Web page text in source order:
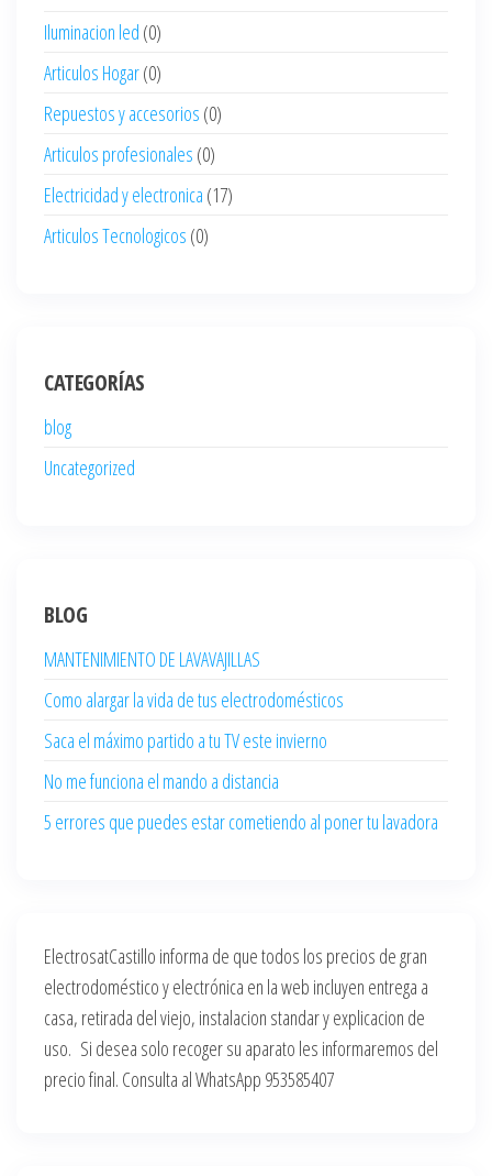
Iluminacion led (0)
Articulos Hogar(0)
Repuestos y accesorios (0)
Articulos profesionales (0)
Electricidad y electronica (17)
Articulos Tecnologicos (0)
CATEGORÍAS
blog
Uncategorized
BLOG
MANTENIMIENTO DE LAVAVAJILLAS
Como alargar la vida de tus electrodomésticos
Saca el máximo partido a tu TV este invierno
No me funciona el mando a distancia
5 errores que puedes estar cometiendo al poner tu lavadora
ElectrosatCastillo informa de que todos los precios de gran
electrodoméstico y electrónica en la web incluyen entrega a
casa, retirada del viejo, instalacion standar y explicacion de
uso. Si desea solo recoger su aparato les informaremos del
precio final. Consulta al WhatsApp 953585407